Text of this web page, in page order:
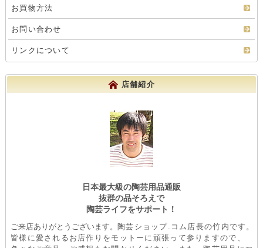
お買物方法
お問い合わせ
リンクについて
店舗紹介
日本最大級の陶芸用品通販
抜群の品そろえで
陶芸ライフをサポート！
ご来店ありがとうございます。 陶芸ショップ.コム店長の竹内です。
皆様に愛されるお店作りをモットーに頑張って参りますので、